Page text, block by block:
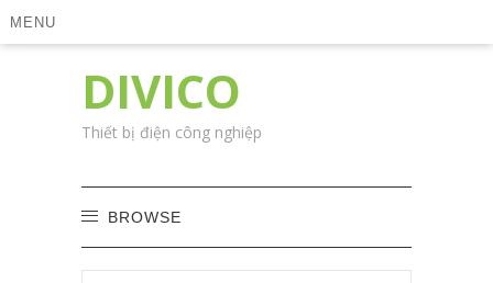
MENU
DIVICO
Thiết bị điện công nghiệp
BROWSE